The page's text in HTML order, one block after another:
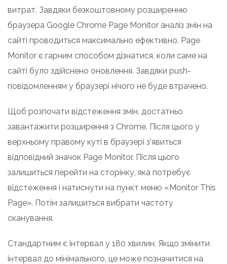
витрат. Завдяки безкоштовному розширенню
браузера Google Chrome Page Monitor аналіз змін на
сайті проводиться максимально ефективно. Page
Monitor є гарним способом дізнатися, коли саме на
сайті було здійснено оновлення. Завдяки push-
повідомленням у браузері нічого не буде втрачено.
Щоб розпочати відстеження змін, достатньо
завантажити розширення з Chrome. Після цього у
верхньому правому куті в браузері з’явиться
відповідний значок Page Monitor. Після цього
залишиться перейти на сторінку, яка потребує
відстеження і натиснути на пункт меню «Monitor This
Page». Потім залишиться вибрати частоту
сканування.
Стандартним є інтервал у 180 хвилин. Якщо змінити
інтервал до мінімального, це може позначитися на